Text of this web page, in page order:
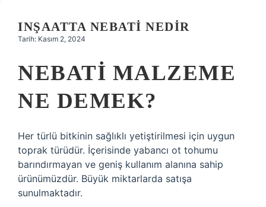
INŞAATTA NEBATI NEDIR
Tarih: Kasım 2, 2024
NEBATI MALZEME
NE DEMEK?
Her türlü bitkinin sağlıklı yetiştirilmesi için uygun
toprak türüdür. İçerisinde yabancı ot tohumu
barındırmayan ve geniş kullanım alanına sahip
ürünümüzdür. Büyük miktarlarda satışa
sunulmaktadır.